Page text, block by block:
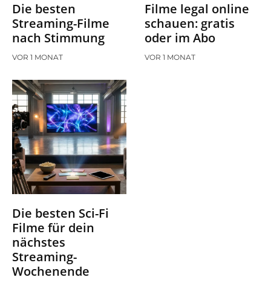
Die besten
Streaming-Filme
nach Stimmung
VOR 1 MONAT
Die besten Sci-Fi
Filme für dein
nächstes
Streaming-
Wochenende
Filme legal online
schauen: gratis
oder im Abo
VOR 1 MONAT